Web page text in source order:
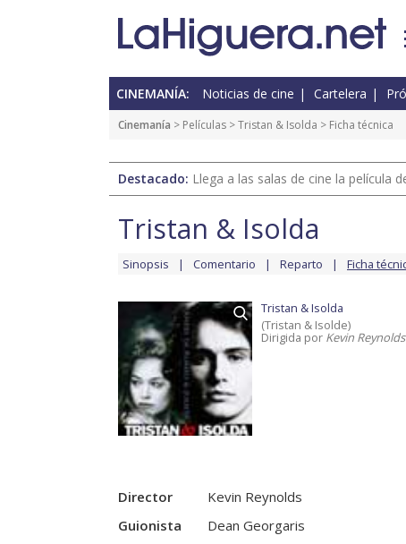
CINEMANÍA: Noticias de cine Cartelera
Cinemanía > Películas >Tristan & Isolda > Ficha técnica
Destacado: Llega a las salas de cine la película
Tristan & Isolda
Sinopsis Comentario Reparto Ficha
Tristan & Isolda
(Tristan & Isolde)
Dirigida por Kevin Reynolds
Director
Kevin Reynolds
Guionista
Dean Georgaris